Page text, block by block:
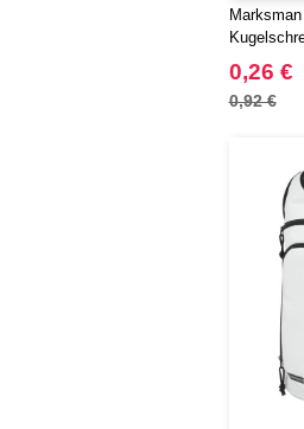
0,26 €
0,92 €